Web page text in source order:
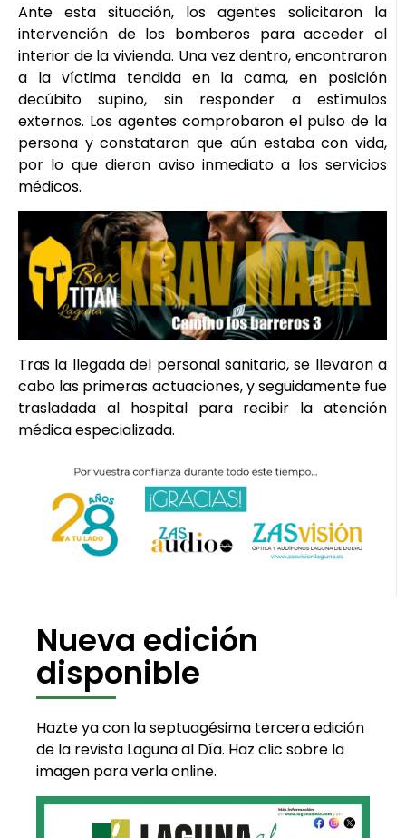
Ante esta situación, los agentes solicitaron la
intervención de los bomberos para acceder al
interior de la vivienda. Una vez dentro, encontraron
a la víctima tendida en la cama, en posición
decúbito supino, sin responder a estímulos
externos. Los agentes comprobaron el pulso de la
persona y constataron que aún estaba con vida,
por lo que dieron aviso inmediato a los servicios
médicos.
Tras la llegada del personal sanitario, se llevaron a
cabo las primeras actuaciones, y seguidamente fue
trasladada al hospital para recibir la atención
médica especializada.
Nueva edición
disponible
Hazte ya con la septuagésima tercera edición
de la revista Laguna al Día. Haz clic sobre la
imagen para verla online.